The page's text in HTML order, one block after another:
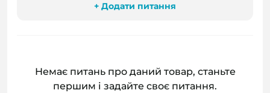
+ Додати питання
Немає питань про даний товар, станьте
першим і задайте своє питання.